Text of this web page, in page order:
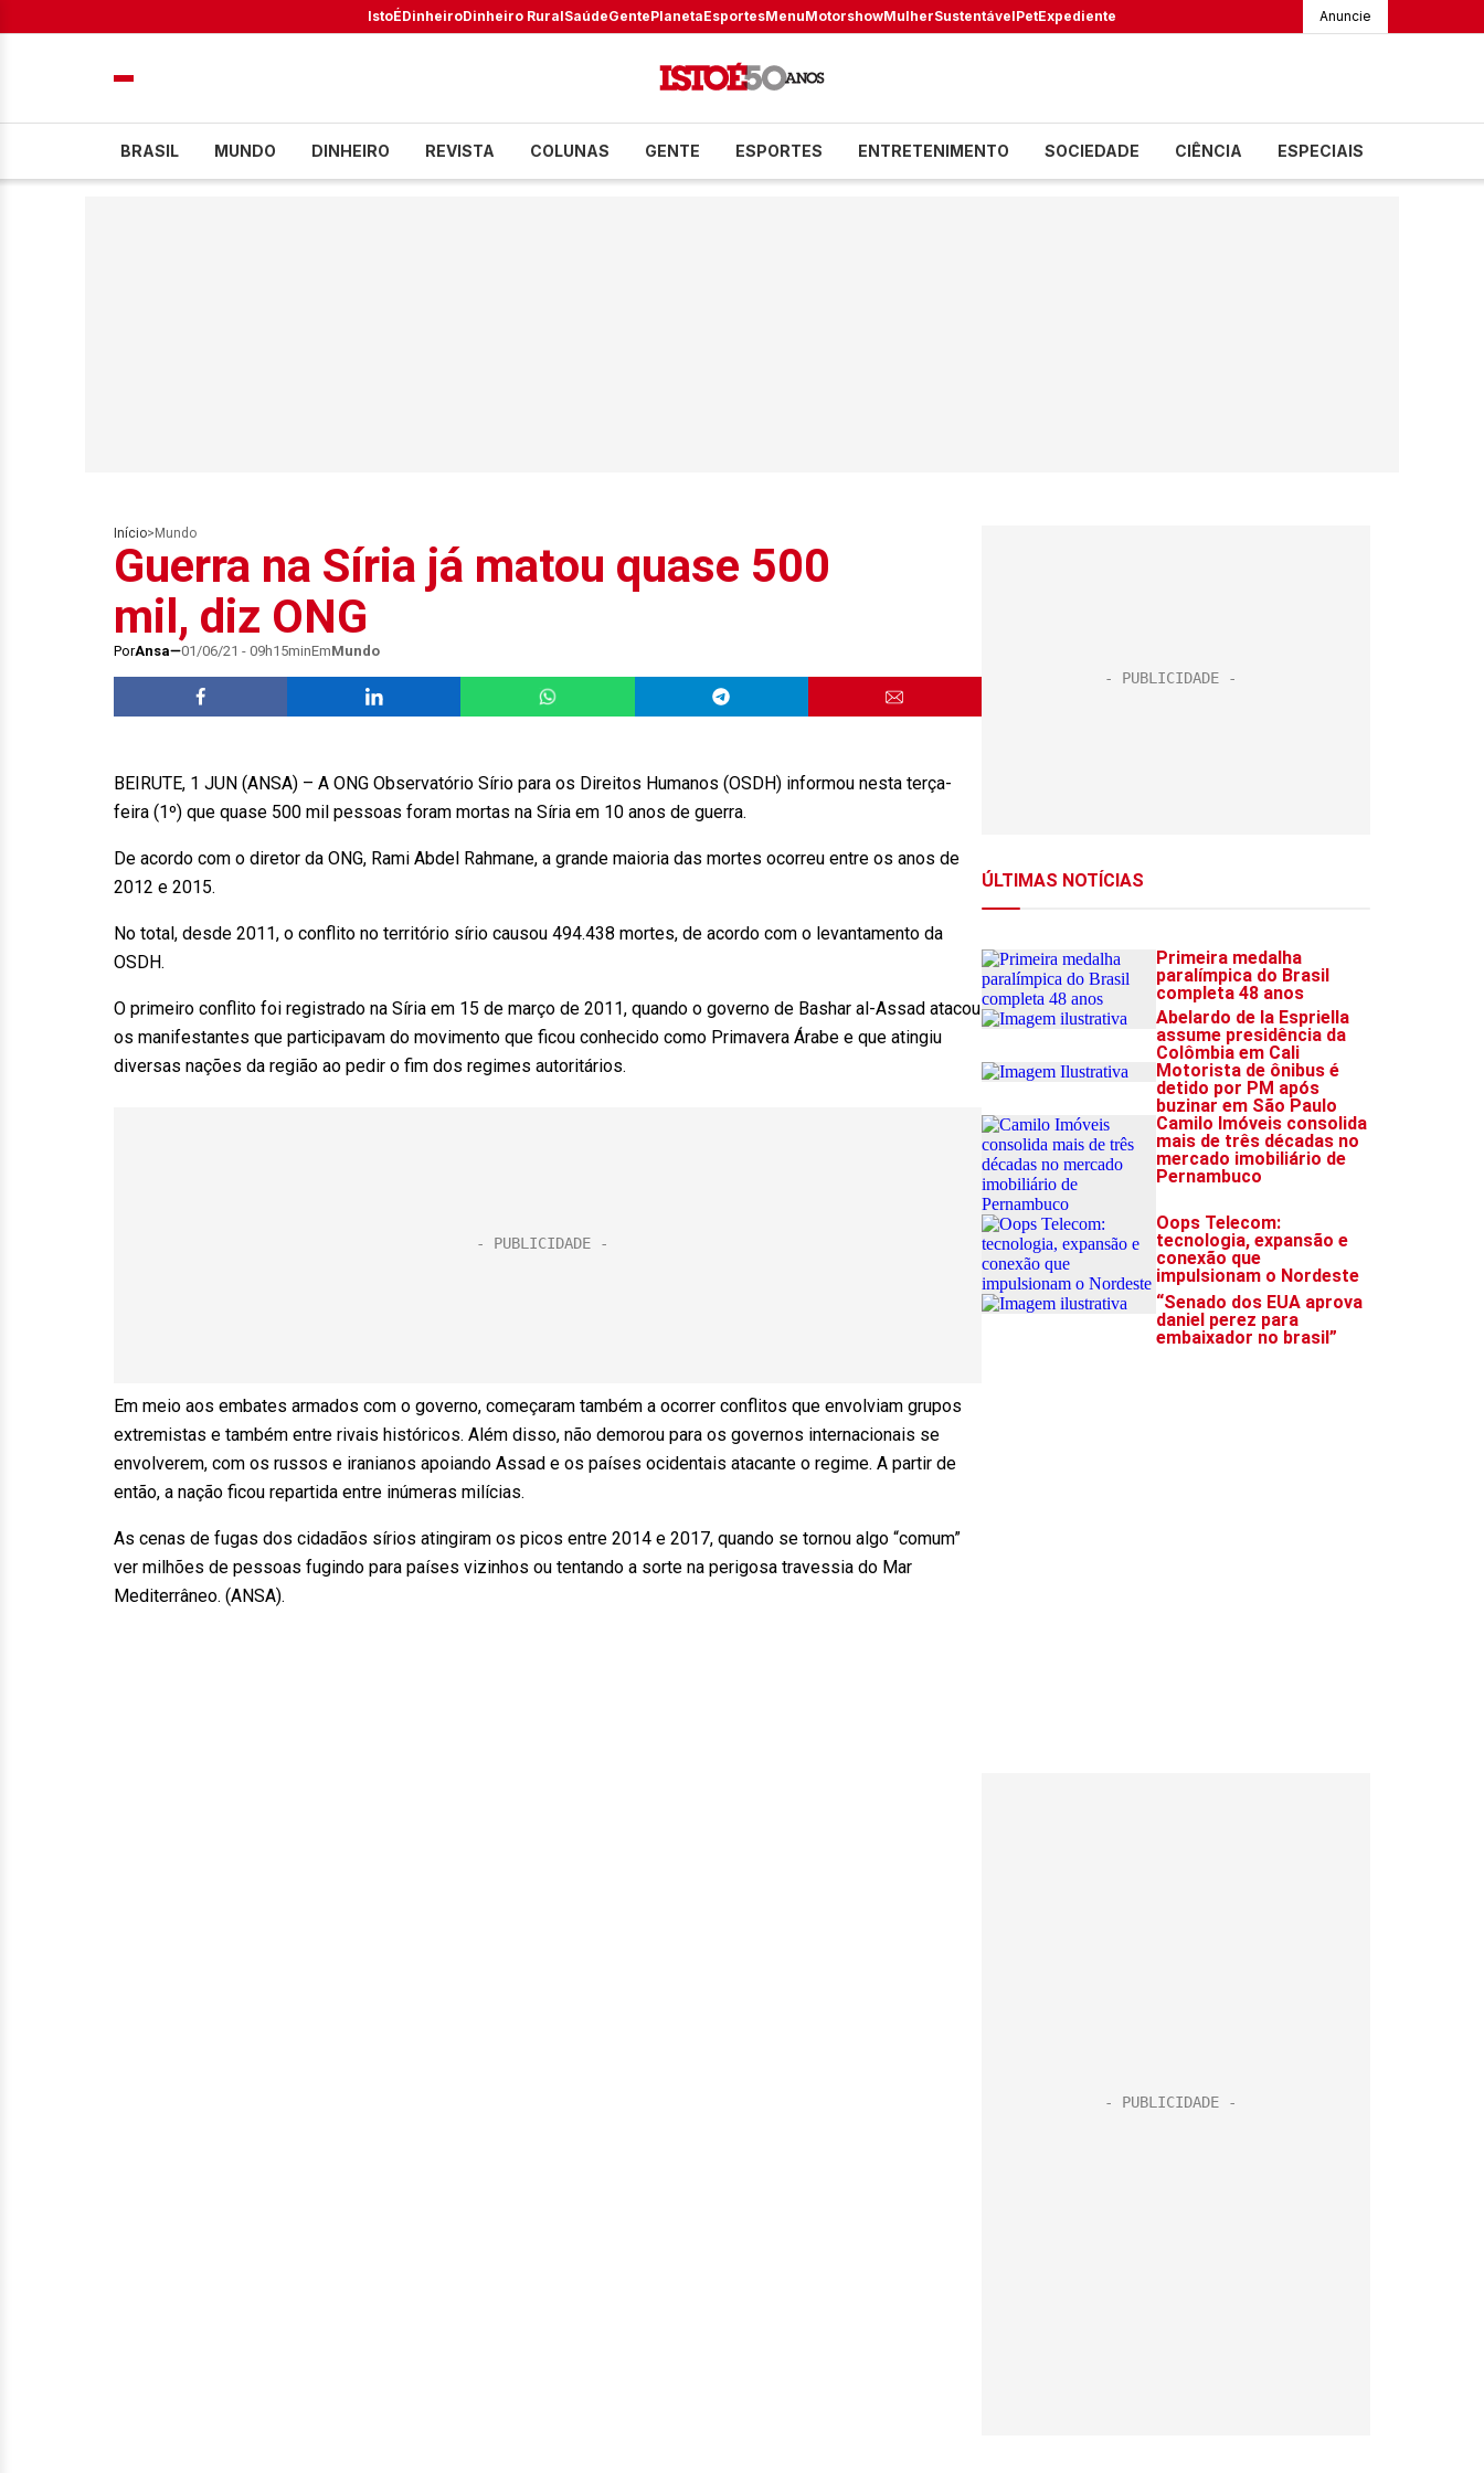
IstoÉDinheiroDinheiro RuralSaúdeGentePlanetaEsportesMenuMotorshowMulherSustentávelPetExpediente Anuncie
BRASIL MUNDO DINHEIRO REVISTA COLUNAS GENTE ESPORTES ENTRETENIMENTO SOCIEDADE CIÊNCIA ESPECIAIS
Início> Mundo
Guerra na Síria já matou quase 500
mil, diz ONG
PorAnsa 01/06/21 - 09h15minEmMundo
BEIRUTE, 1 JUN (ANSA) – A ONG Observatório Sírio para os Direitos Humanos (OSDH) informou nesta terça-
feira (1º) que quase 500 mil pessoas foram mortas na Síria em 10 anos de guerra.
De acordo com o diretor da ONG, Rami Abdel Rahmane, a grande maioria das mortes ocorreu entre os anos de
2012 e 2015.
No total, desde 2011, o conflito no território sírio causou 494.438 mortes, de acordo com o levantamento da
OSDH.
O primeiro conflito foi registrado na Síria em 15 de março de 2011, quando o governo de Bashar al-Assad atacou
os manifestantes que participavam do movimento que ficou conhecido como Primavera Árabe e que atingiu
diversas nações da região ao pedir o fim dos regimes autoritários.
Em meio aos embates armados com o governo, começaram também a ocorrer conflitos que envolviam grupos
extremistas e também entre rivais históricos. Além disso, não demorou para os governos internacionais se
envolverem, com os russos e iranianos apoiando Assad e os países ocidentais atacante o regime. A partir de
então, a nação ficou repartida entre inúmeras milícias.
As cenas de fugas dos cidadãos sírios atingiram os picos entre 2014 e 2017, quando se tornou algo “comum”
ver milhões de pessoas fugindo para países vizinhos ou tentando a sorte na perigosa travessia do Mar
Mediterrâneo. (ANSA).